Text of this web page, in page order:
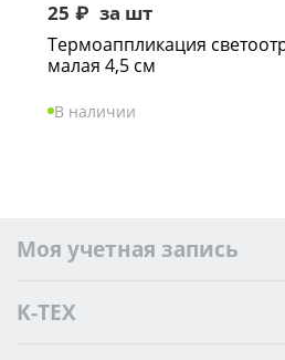
25 ₽ за шт
Термоаппликация
малая 4,5 см
В наличии
Моя учетная запись
K-TEX